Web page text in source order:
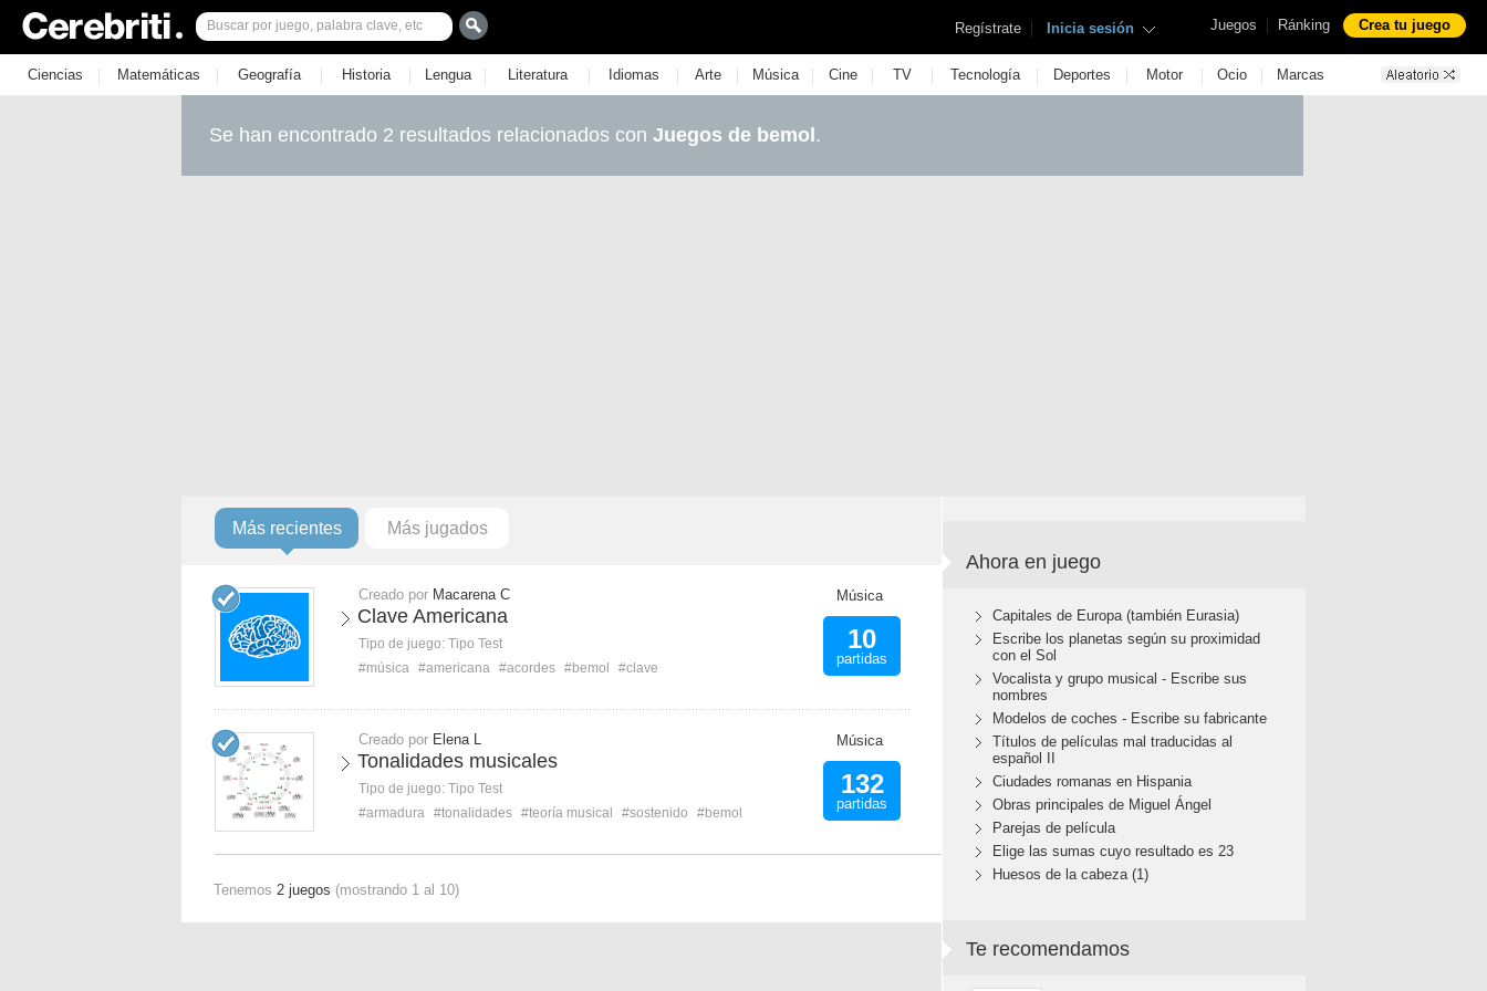
Juegos | Ránking Crea tu juego
Regístrate | Inicia sesión
Ciencias | Matemáticas | Geografía | Historia | Lengua | Literatura | Idiomas | Arte | Música | Cine | TV | Tecnología | Deportes | Motor | Ocio | Marcas
Se han encontrado 2 resultados relacionados con Juegos de bemol .
Más recientes Más jugados
Creado por Macarena C
Clave Americana
Tipo de juego: Tipo Test
#música #americana #acordes #bemol #clave
Música
10
partidas
Creado por Elena L
Tonalidades musicales
Tipo de juego: Tipo Test
#armadura #tonalidades #teoría musical #sostenido #bemol
Música
132
partidas
Tenemos 2 juegos (mostrando 1 al 10)
Ahora en juego
Capitales de Europa (también Eurasia)
Escribe los planetas según su proximidad
con el Sol
Vocalista y grupo musical - Escribe sus
nombres
Modelos de coches - Escribe su fabricante
Títulos de películas mal traducidas al
español II
Ciudades romanas en Hispania
Obras principales de Miguel Ángel
Parejas de película
Elige las sumas cuyo resultado es 23
Huesos de la cabeza (1)
Te recomendamos